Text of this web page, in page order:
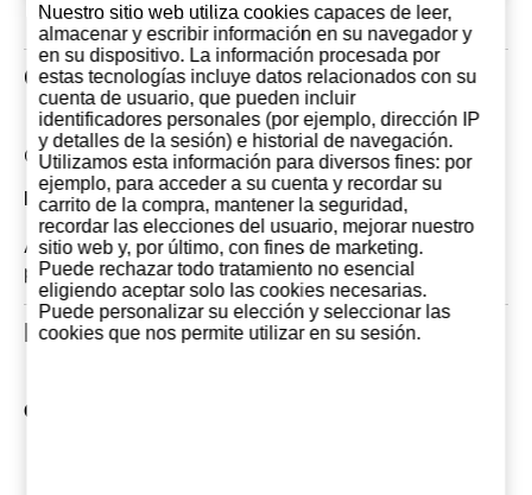
Opiniones de clientes
Comentarios: 0
Las opiniones mas recientes
Actualmente no hay comentarios sobre este
producto. Tu puedes ser el primero en opinar
Productos Relacionados
Otros productos de Bodegas Ramón Bilbao
Nuestro sitio web utiliza cookies capaces de leer,
almacenar y escribir información en su navegador y
en su dispositivo. La información procesada por
estas tecnologías incluye datos relacionados con su
cuenta de usuario, que pueden incluir
identificadores personales (por ejemplo, dirección IP
y detalles de la sesión) e historial de navegación.
Utilizamos esta información para diversos fines: por
ejemplo, para acceder a su cuenta y recordar su
carrito de la compra, mantener la seguridad,
recordar las elecciones del usuario, mejorar nuestro
sitio web y, por último, con fines de marketing.
Puede rechazar todo tratamiento no esencial
eligiendo aceptar solo las cookies necesarias.
Puede personalizar su elección y seleccionar las
cookies que nos permite utilizar en su sesión.